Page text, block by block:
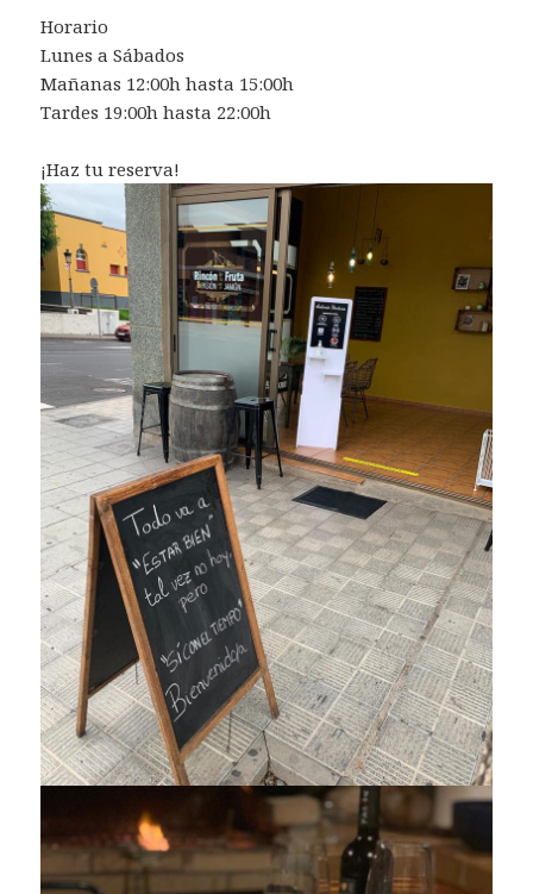
Horario
Lunes a Sábados
Mañanas 12:00h hasta 15:00h
Tardes 19:00h hasta 22:00h
¡Haz tu reserva!